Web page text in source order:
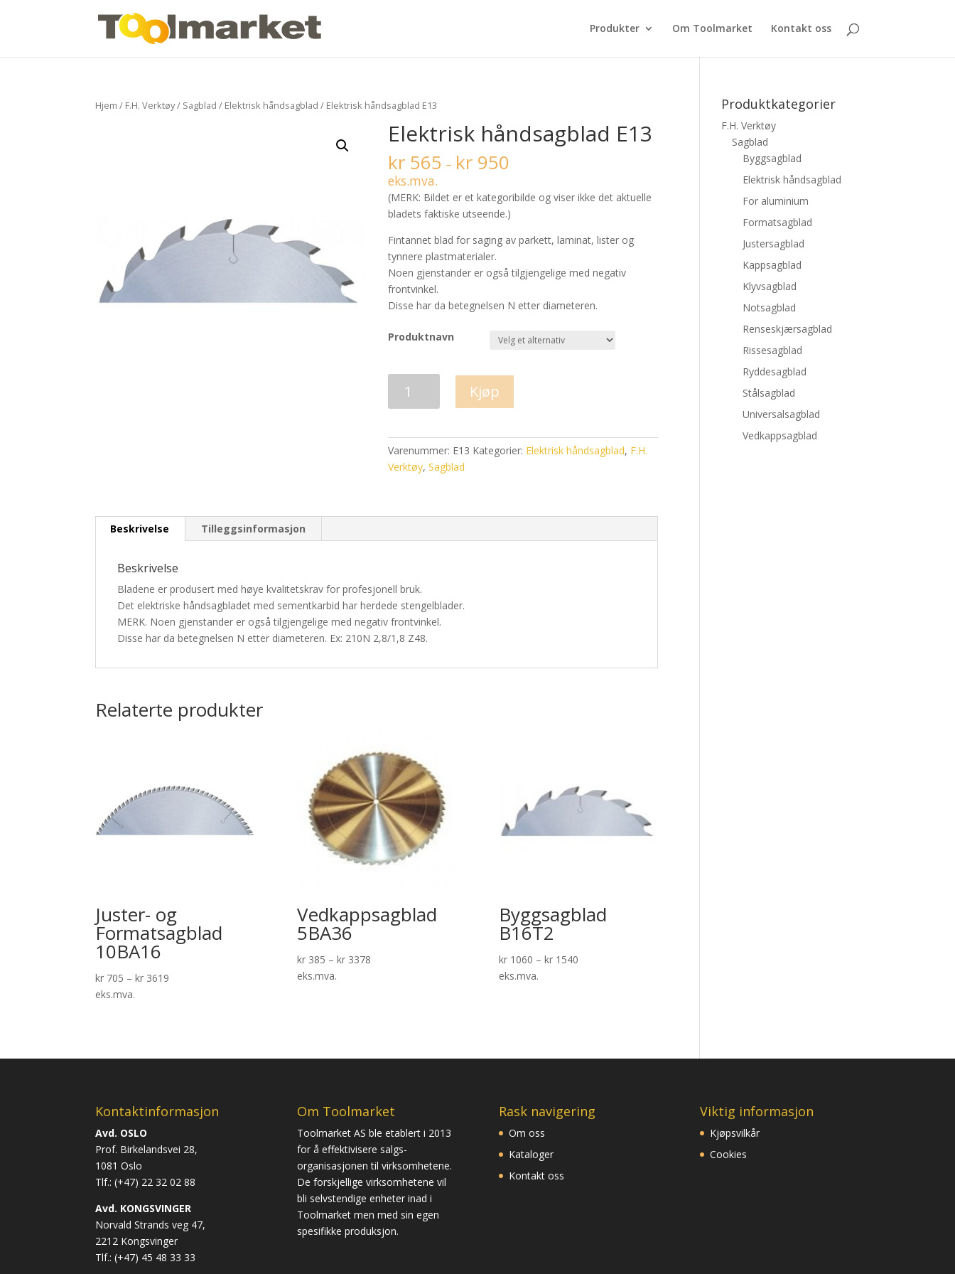
Produkter Om Toolmarket Kontakt oss
Hjem / F.H. Verktøy/ Sagblad / Elektrisk håndsagblad / Elektrisk håndsagblad E13
Elektrisk håndsagblad E13
kr 565 – kr 950
eks.mva.
(MERK: Bildet er et kategoribilde og viser ikke det aktuelle
bladets faktiske utseende.)
Fintannet blad for saging av parkett, laminat, lister og
tynnere plastmaterialer.
Noen gjenstander er også tilgjengelige med negativ
frontvinkel.
Disse har da betegnelsen N etter diameteren.
Produktnavn
håndsagblad
Kjøp
Varenummer: E13 Kategorier: Elektrisk håndsagblad, F.H.
Verktøy,Sagblad
Beskrivelse Tilleggsinformasjon
Beskrivelse
Bladene er produsert med høye kvalitetskrav for profesjonell bruk.
Det elektriske håndsagbladet med sementkarbid har herdede stengelblader.
MERK. Noen gjenstander er også tilgjengelige med negativ frontvinkel.
Disse har da betegnelsen N etter diameteren. Ex: 210N 2,8/1,8 Z48.
Relaterte produkter
Juster- og
Formatsagblad
10BA16
kr 705 –kr 3619
eks.mva.
Vedkappsagblad
5BA36
kr385 – kr3378
eks.mva.
Byggsagblad
B16T2
kr1060 – kr1540
eks.mva.
Produktkategorier
F.H. Verktøy
Sagblad
Byggsagblad
Elektrisk håndsagblad
For aluminium
Formatsagblad
Justersagblad
Kappsagblad
Klyvsagblad
Notsagblad
Renseskjærsagblad
Rissesagblad
Ryddesagblad
Stålsagblad
Universalsagblad
Vedkappsagblad
Kontaktinformasjon
Avd. OSLO
Prof. Birkelandsvei 28,
1081 Oslo
Tlf.: (+47) 22 32 02 88
Avd. KONGSVINGER
Norvald Strands veg 47,
2212 Kongsvinger
Tlf.: (+47) 45 48 33 33
Om Toolmarket
Toolmarket AS ble etablert i 2013
for å effektivisere salgs-
organisasjonen til virksomhetene.
De forskjellige virksomhetene vil
bli selvstendige enheter inad i
Toolmarket men med sin egen
spesifikke produksjon.
Rask navigering
Om oss
Kataloger
Kontakt oss
Viktig informasjon
Kjøpsvilkår
Cookies